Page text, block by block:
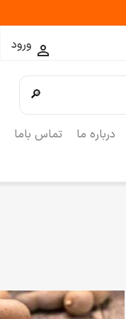
 ورود
🔎
درباره ما تماس باما